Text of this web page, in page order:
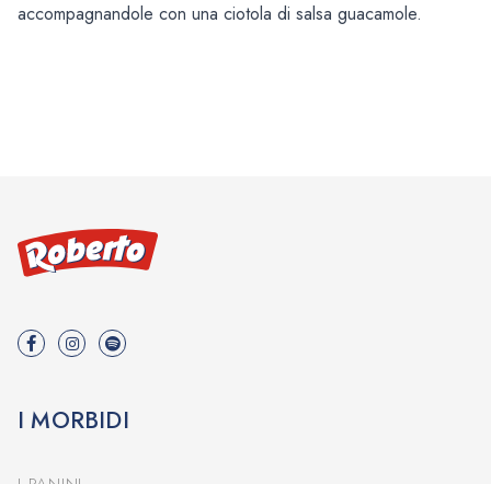
accompagnandole con una ciotola di salsa guacamole.
I MORBIDI